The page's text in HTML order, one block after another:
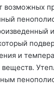
возможных
и